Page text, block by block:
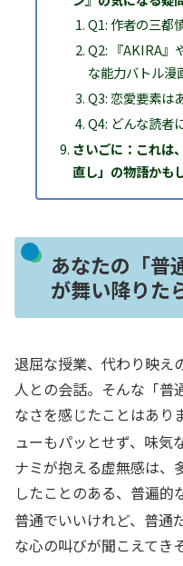
Q1: 作者の三都
Q2: 『AKIRA』
な能力バトル漫
Q3: 恋愛要素は
Q4: どんな読者
さいごに：これは
直し」の物語かも
あなたの「普
が舞い降りた
退屈な授業、代わり映え
人との会話。そんな「普
なさを感じたことはあり
ューもパッとせず、味気
ナミが抱える虚無感は、
したことのある、普遍的
普通でいいけれど、普通
な心の叫びが聞こえてき